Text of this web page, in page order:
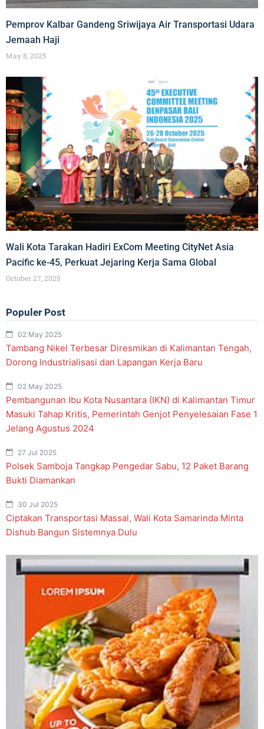
Pemprov Kalbar Gandeng Sriwijaya Air Transportasi Udara
Jemaah Haji
May 8, 2025
Wali Kota Tarakan Hadiri ExCom Meeting CityNet Asia
Pacific ke-45, Perkuat Jejaring Kerja Sama Global
October 27, 2025
Populer Post
02 May 2025
Tambang Nikel Terbesar Diresmikan di Kalimantan Tengah,
Dorong Industrialisasi dan Lapangan Kerja Baru
02 May 2025
Pembangunan Ibu Kota Nusantara (IKN) di Kalimantan Timur
Masuki Tahap Kritis, Pemerintah Genjot Penyelesaian Fase 1
Jelang Agustus 2024
27 Jul 2025
Polsek Samboja Tangkap Pengedar Sabu, 12 Paket Barang
Bukti Diamankan
30 Jul 2025
Ciptakan Transportasi Massal, Wali Kota Samarinda Minta
Dishub Bangun Sistemnya Dulu